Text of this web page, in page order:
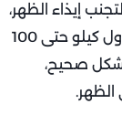
إيذاء الظهر،
والطريقة الافضل لرفع الأحمال عمومًا من أول كيلو حتى 100
صحيح،